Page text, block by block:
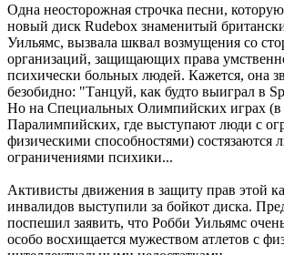
Одна неосторожная строчка песни,
новый диск Rudebox знаменитый
Уильямс, вызвала шквал возмущения со
организаций, защищающих права
психически больных людей. Кажется, она
безобидно: "Танцуй, как будто выиграл в
Но на Специальных Олимпийских играх (в
Паралимпийских, где выступают люди с
физическими способностями) состязаются
ограничениями психики...
Активисты движения в защиту прав этой
инвалидов выступили за бойкот диска.
поспешил заявить, что Робби Уильямс
особо восхищается мужеством атлетов с